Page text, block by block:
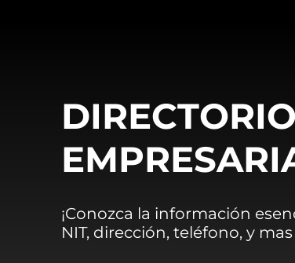
¡Conozca la información
NIT, dirección, teléfono, y